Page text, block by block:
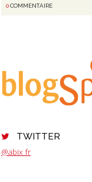
TWITTER
@abix_fr
0COMMENTAIRE